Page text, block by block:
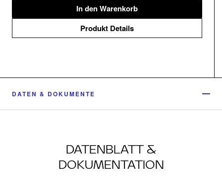
In den Warenkorb
Produkt Details
DATEN & DOKUMENTE
DATENBLATT &
DOKUMENTATION